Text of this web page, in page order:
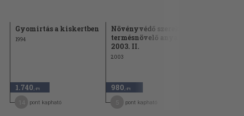
Gyomirtás a kiskertben
1994
1.740 ,-Ft
pont kapható
Növényvédő szerek,
termésnövelő anyagok
2003. II.
2003
980 ,-Ft
pont kapható